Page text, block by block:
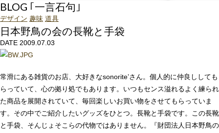
BLOG ｢一言石句｣
デザイン 趣味 道具
日本野鳥の会の長靴と手袋
DATE 2009.07.03
常滑にある雑貨のお店、大好きなsonorite’さん。個人的に仲良ししても
らっていて、心の拠り処でもあります。いつもセンス溢れるよく練られ
た商品を展開されていて、毎回楽しいお買い物をさせてもらっていま
す。その中でご紹介したいグッズをひとつ。長靴と手袋です。この長靴
と手袋、そんじょそこらの代物ではありません。『財団法人日本野鳥の